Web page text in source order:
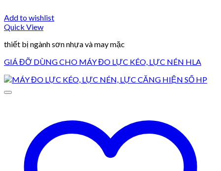
Add to wishlist
Quick View
thiết bị ngành sơn nhựa và may mặc
GIÁ ĐỠ DÙNG CHO MÁY ĐO LỰC KÉO, LỰC NÉN HLA